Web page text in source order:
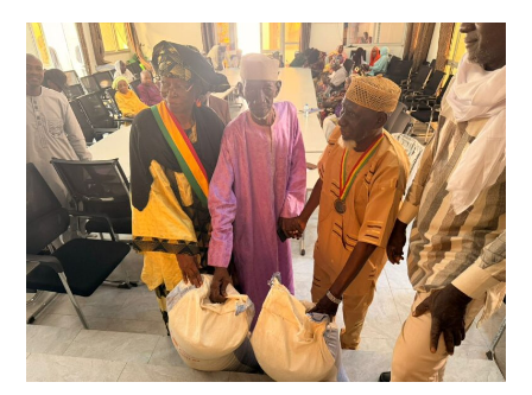
Cérémonie
de
clôture
du
mois
de
solidarité
la
mairie
de
la
commune